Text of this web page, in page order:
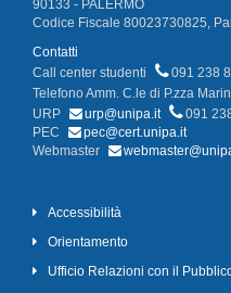
90133 - PALERMO
Codice Fiscale 80023730825,
Contatti
Call center studenti
091 238
Telefono Amm. C.le di P.zza
URP
urp@unipa.it
091
PEC
pec@cert.unipa.it
Webmaster
Accessibilità
Orientamento
Ufficio Relazioni con il